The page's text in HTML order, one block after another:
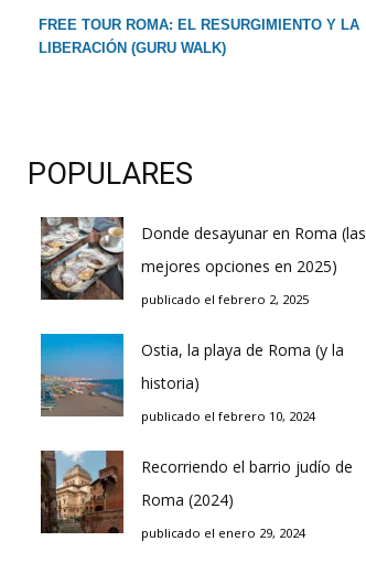
FREE TOUR ROMA: EL RESURGIMIENTO Y LA
LIBERACIÓN (GURU WALK)
POPULARES
Donde desayunar en Roma (las
mejores opciones en 2025)
publicado el febrero 2, 2025
Ostia, la playa de Roma (y la
historia)
publicado el febrero 10, 2024
Recorriendo el barrio judío de
Roma (2024)
publicado el enero 29, 2024